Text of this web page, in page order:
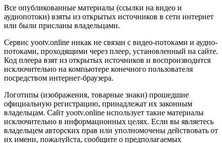
Все опубликованные материалы (ссылки на видео и
аудиопотоки) взяты из открытых источников в сети интернет
или были присланы владельцами.
Сервис yootv.online никак не связан с видео-потоками и аудио-
потоками, проходящими через плеер, установленный на сайте.
Код плеера взят из открытых источников и воспроизводится
исключительно на компьютере конечного пользователя
посредством интернет-браузера.
Логотипы (изображения, товарные знаки) прошедшие
официальную регистрацию, принадлежат их законным
владельцам. Сайт yootv.online использует такие материалы
исключительно в информационных целях. Если вы являетесь
владельцем авторских прав или уполномочены действовать от
их имени, пожалуйста, сообщите о предполагаемых